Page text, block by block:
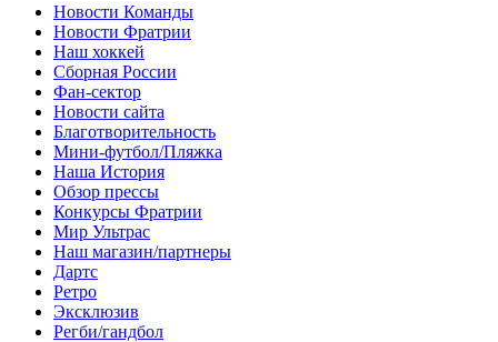
Новости Команды
Новости Фратрии
Наш хоккей
Сборная России
Фан-cектор
Новости сайта
Благотворительность
Мини-футбол/Пляжка
Наша История
Обзор прессы
Конкурсы Фратрии
Мир Ультрас
Наш магазин/партнеры
Дартс
Ретро
Эксклюзив
Регби/гандбол